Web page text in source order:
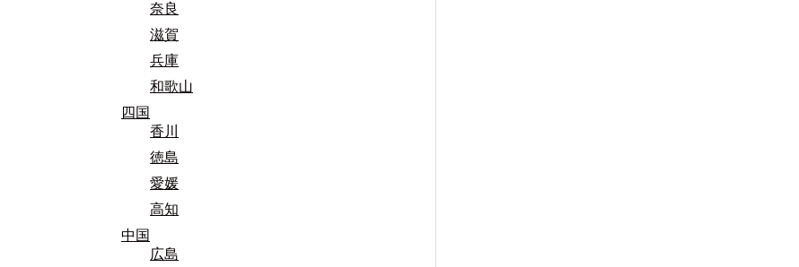
奈良
滋賀
兵庫
和歌山
四国
香川
徳島
愛媛
高知
中国
広島